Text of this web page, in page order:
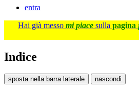
entra
Hai già messo mi piace sulla pagina
Indice
sposta nella barra laterale nascondi